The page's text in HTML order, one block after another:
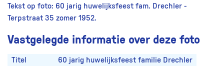
Tekst op foto: 60 jarig huwelijksfeest fam. Drechler -
Terpstraat 35 zomer 1952.
Vastgelegde informatie over deze foto
Titel
60 jarig huwelijksfeest familie Drechler